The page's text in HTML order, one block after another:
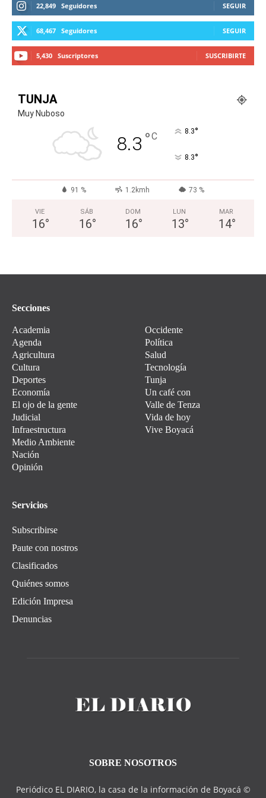
22,849 Seguidores SEGUIR
68,467 Seguidores SEGUIR
5,430 Suscriptores SUSCRIBIRTE
TUNJA
Muy Nuboso
8.3 °C 8.3°
8.3°
91 % 1.2kmh 73 %
VIE
16°
SÁB
16°
DOM
16°
LUN
13°
MAR
14°
Secciones
Academia
Agenda
Agricultura
Cultura
Deportes
Economía
El ojo de la gente
Judicial
Infraestructura
Medio Ambiente
Nación
Opinión
Occidente
Política
Salud
Tecnología
Tunja
Un café con
Valle de Tenza
Vida de hoy
Vive Boyacá
Servicios
Subscribirse
Paute con nostros
Clasificados
Quiénes somos
Edición Impresa
Denuncias
SOBRE NOSOTROS
Periódico EL DIARIO, la casa de la información de Boyacá ©